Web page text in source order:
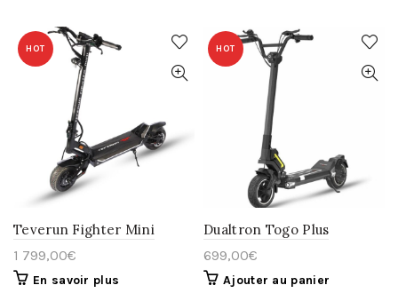
HOT
Teverun Fighter Mini
1 799,00€
En savoir plus
HOT
Dualtron Togo Plus
699,00€
Ajouter au panier